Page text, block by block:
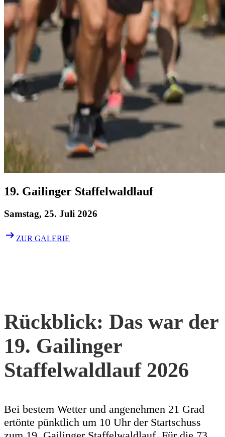
19. Gailinger Staffelwaldlauf
Samstag, 25. Juli 2026
arrow_right_alt ZUR GALERIE
Rückblick: Das war der
19. Gailinger
Staffelwaldlauf 2026
Bei bestem Wetter und angenehmen 21 Grad
ertönte pünktlich um 10 Uhr der Startschuss